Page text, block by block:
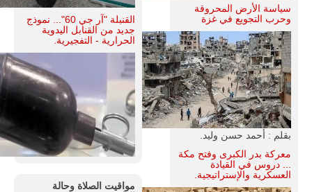
سياسة الأرض المحروقة
وحرب التجويع في غزة
بقلم : أحمد حسن وليد.
معركة بدر الكبرى وفتح مكة
... دروس في القيادة
العسكرية والإستراتيجية.
القنبلة "آر جي 60"... نموذج
جديد من القنابل اليدوية
الحرارية - التفجيرية.
مواقيت الصلاة وحالة